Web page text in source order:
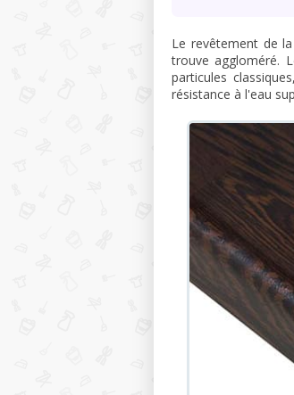
Le revêtement de
trouve aggloméré.
particules
résistance à l'eau